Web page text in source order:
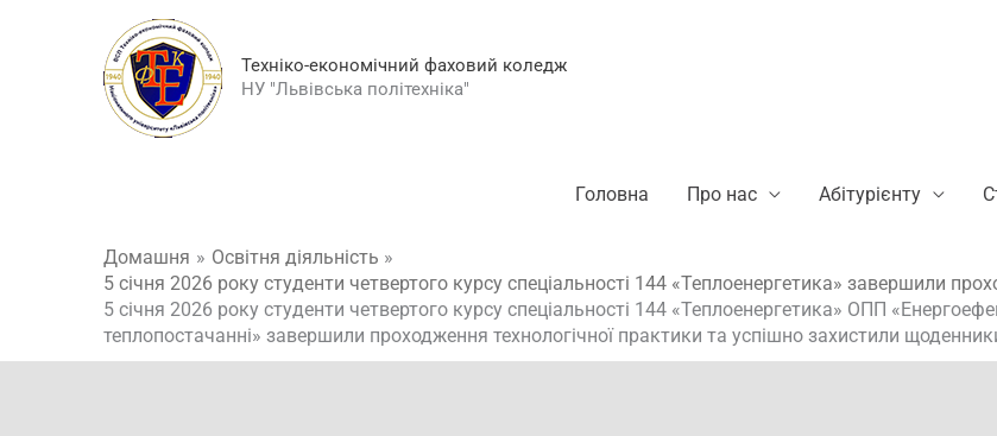
Техніко-економічний фаховий коледж
НУ "Львівська політехніка"
Головна Про нас Абітурієнту
Домашня
Освітня діяльність
5 січня 2026 року студенти четвертого курсу спеціальності 144 «Теплоенергетика» завершили
5 січня 2026 року студенти четвертого курсу спеціальності 144 «Теплоенергетика» ОПП
теплопостачанні» завершили проходження технологічної практики та успішно захистили